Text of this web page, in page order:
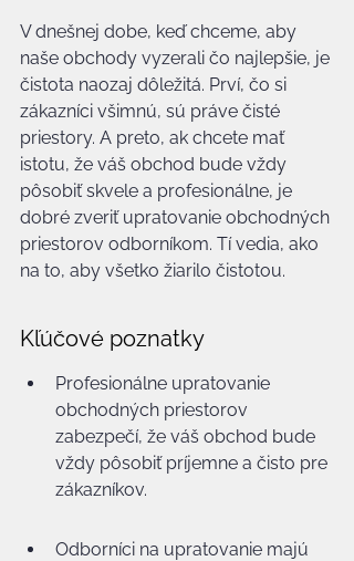
V dnešnej dobe, keď chceme, aby
naše obchody vyzerali čo najlepšie, je
čistota naozaj dôležitá. Prví, čo si
zákazníci všimnú, sú práve čisté
priestory. A preto, ak chcete mať
istotu, že váš obchod bude vždy
pôsobiť skvele a profesionálne, je
dobré zveriť upratovanie obchodných
priestorov odborníkom. Tí vedia, ako
na to, aby všetko žiarilo čistotou.
Kľúčové poznatky
Profesionálne upratovanie
obchodných priestorov
zabezpečí, že váš obchod bude
vždy pôsobiť príjemne a čisto pre
zákazníkov.
Odborníci na upratovanie majú